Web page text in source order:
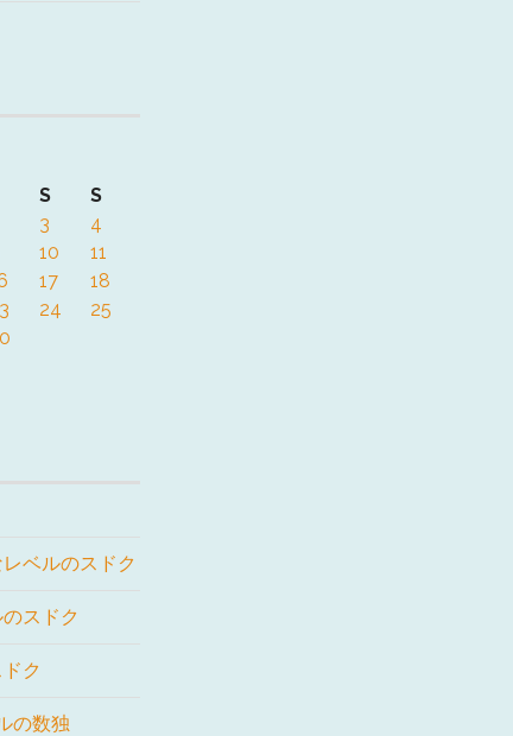
S
S
3
4
10
11
17
18
24
25
ベルのスドク
スドク
ク
の数独